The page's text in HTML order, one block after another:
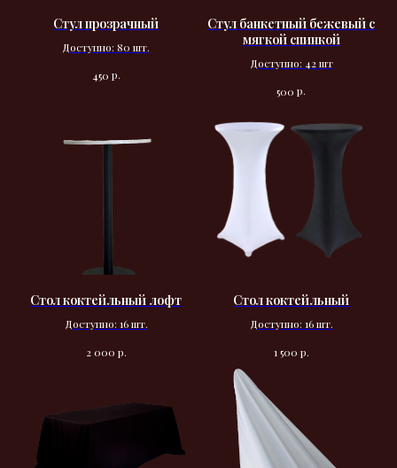
Стул прозрачный
Доступно: 80 шт.
450 р.
Стул банкетный бежевый с
мягкой спинкой
Доступно: 42 шт
500 р.
Стол коктейльный лофт
Доступно: 16 шт.
2 000 р.
Стол коктейльный
Доступно: 16 шт.
1 500 р.